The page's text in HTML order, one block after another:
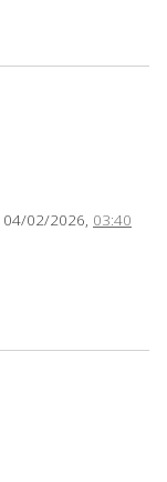
04/02/2026, 03:40